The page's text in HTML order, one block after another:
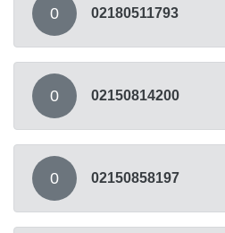
0 02180511793
0 02150814200
0 02150858197